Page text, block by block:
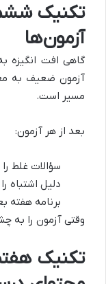
تکنیک
آزمون‌ها
گاهی افت انگیزه
آزمون ضعیف به
مسیر است.
بعد از هر آزمون:
سؤالات غلط
دلیل اشتباه
برنامه هفته
وقتی آزمون را به
تکنیک